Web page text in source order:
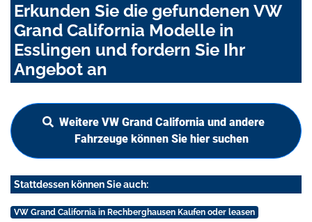
Erkunden Sie die gefundenen VW
Grand California Modelle in
Esslingen und fordern Sie Ihr
Angebot an
Weitere VW Grand California und andere
Fahrzeuge können Sie hier suchen
Stattdessen können Sie auch:
VW Grand California in Rechberghausen Kaufen oder leasen